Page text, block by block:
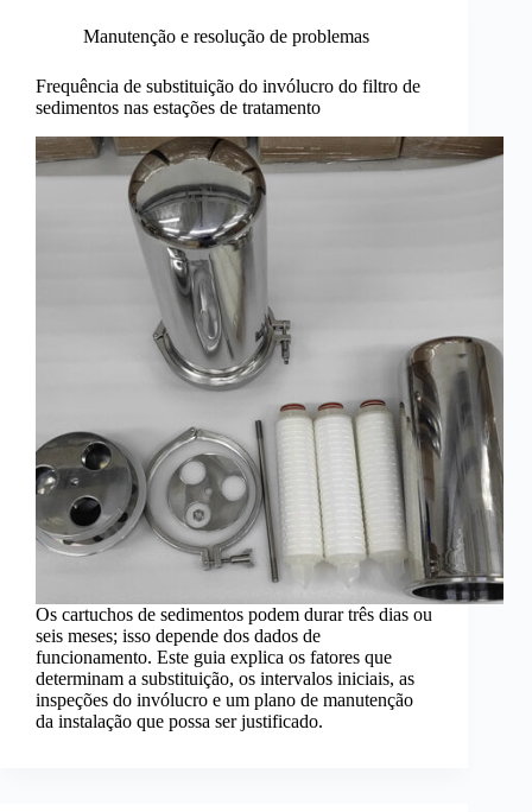
Manutenção e resolução de problemas
Frequência de substituição do invólucro do filtro de
sedimentos nas estações de tratamento
Os cartuchos de sedimentos podem durar três dias ou
seis meses; isso depende dos dados de
funcionamento. Este guia explica os fatores que
determinam a substituição, os intervalos iniciais, as
inspeções do invólucro e um plano de manutenção
da instalação que possa ser justificado.